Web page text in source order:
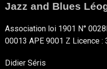
Jazz and Blues
Association loi 1901 N°
00013 APE 9001 Z Licence :
Didier Séris